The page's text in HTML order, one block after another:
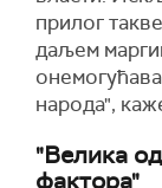
прилог
даљем
народа",
"Велика
фактора"